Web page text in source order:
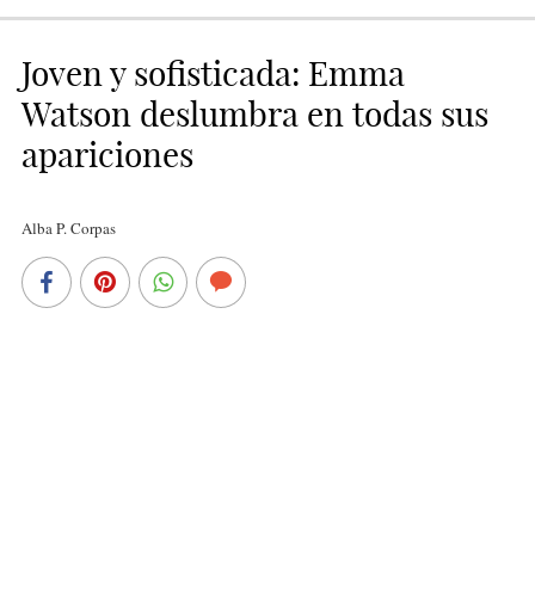
Joven y sofisticada: Emma
Watson deslumbra en todas sus
apariciones
Alba P. Corpas